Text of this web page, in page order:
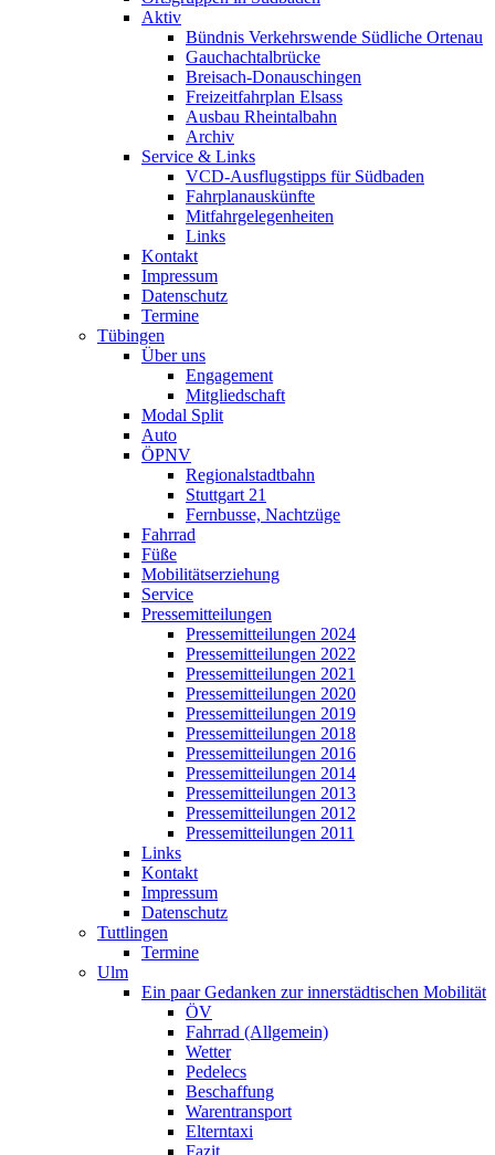
Aktiv
Bündnis Verkehrswende Südliche Ortenau
Gauchachtalbrücke
Breisach-Donauschingen
Freizeitfahrplan Elsass
Ausbau Rheintalbahn
Archiv
Service & Links
VCD-Ausflugstipps für Südbaden
Fahrplanauskünfte
Mitfahrgelegenheiten
Links
Kontakt
Impressum
Datenschutz
Termine
Tübingen
Über uns
Engagement
Mitgliedschaft
Modal Split
Auto
ÖPNV
Regionalstadtbahn
Stuttgart 21
Fernbusse, Nachtzüge
Fahrrad
Füße
Mobilitätserziehung
Service
Pressemitteilungen
Pressemitteilungen 2024
Pressemitteilungen 2022
Pressemitteilungen 2021
Pressemitteilungen 2020
Pressemitteilungen 2019
Pressemitteilungen 2018
Pressemitteilungen 2016
Pressemitteilungen 2014
Pressemitteilungen 2013
Pressemitteilungen 2012
Pressemitteilungen 2011
Links
Kontakt
Impressum
Datenschutz
Tuttlingen
Termine
Ulm
Ein paar Gedanken zur innerstädtischen Mobilität
ÖV
Fahrrad (Allgemein)
Wetter
Pedelecs
Beschaffung
Warentransport
Elterntaxi
Fazit